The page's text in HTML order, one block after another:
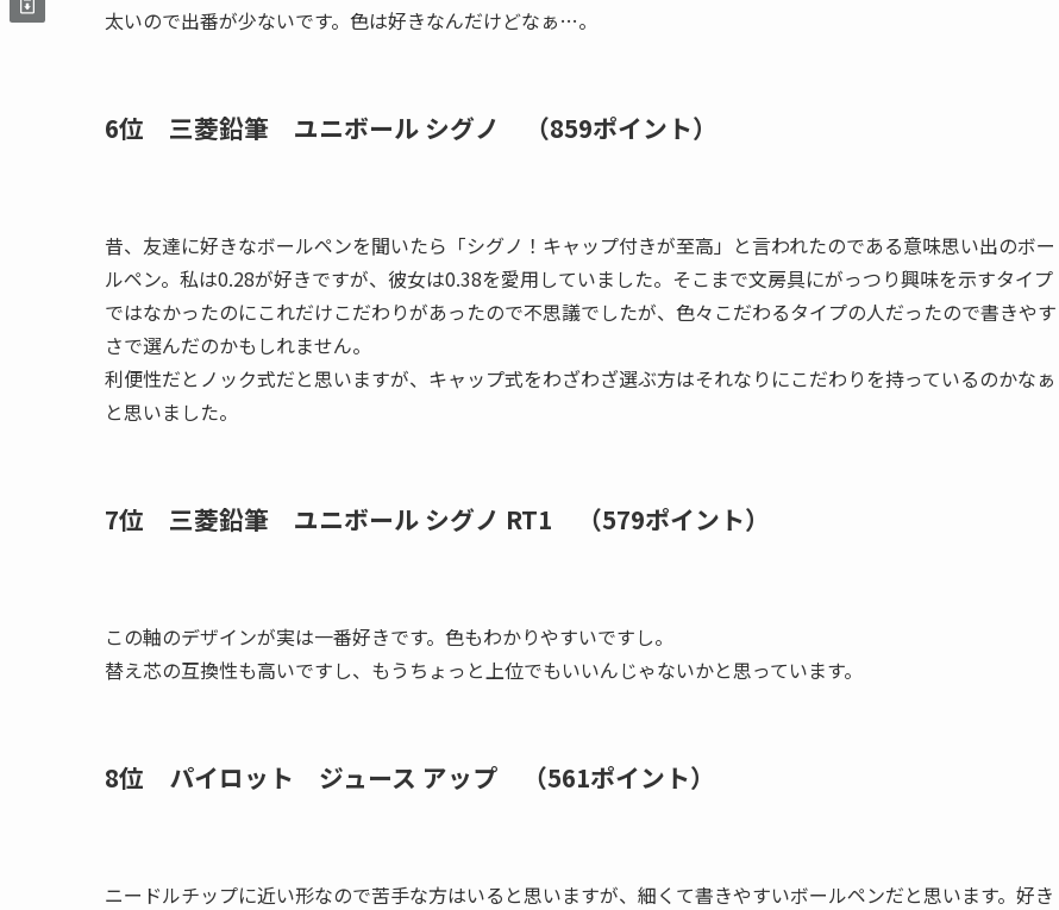
太いので出番が少ないです。色は好きなんだけどなぁ…。
6位 三菱鉛筆 ユニボール シグノ （859ポイント）
昔、友達に好きなボールペンを聞いたら「シグノ！キャップ付きが至高」と言われたのである意味思い出のボー
ルペン。私は0.28が好きですが、彼女は0.38を愛用していました。そこまで文房具にがっつり興味を示すタイプ
ではなかったのにこれだけこだわりがあったので不思議でしたが、色々こだわるタイプの人だったので書きやす
さで選んだのかもしれません。
利便性だとノック式だと思いますが、キャップ式をわざわざ選ぶ方はそれなりにこだわりを持っているのかなぁ
と思いました。
7位 三菱鉛筆 ユニボール シグノ RT1 （579ポイント）
この軸のデザインが実は一番好きです。色もわかりやすいですし。
替え芯の互換性も高いですし、もうちょっと上位でもいいんじゃないかと思っています。
8位 パイロット ジュース アップ （561ポイント）
ニードルチップに近い形なので苦手な方はいると思いますが、細くて書きやすいボールペンだと思います。好き